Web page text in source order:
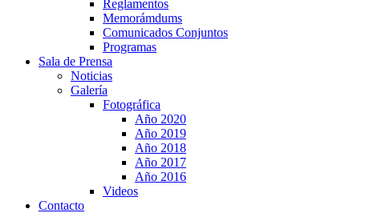
Reglamentos
Memorámdums
Comunicados Conjuntos
Programas
Sala de Prensa
Noticias
Galería
Fotográfica
Año 2020
Año 2019
Año 2018
Año 2017
Año 2016
Videos
Contacto